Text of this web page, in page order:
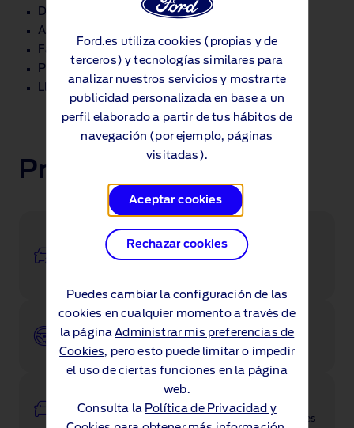
Ford.es utiliza cookies (propias y de
terceros) y tecnologías similares para
analizar nuestros servicios y mostrarte
publicidad personalizada en base a un
perfil elaborado a partir de tus hábitos de
navegación (por ejemplo, páginas
visitadas).
Aceptar cookies
Rechazar cookies
Puedes cambiar la configuración de las
cookies en cualquier momento a través de
la páginaAdministrar mis preferencias de
Cookies, pero esto puede limitar o impedir
el uso de ciertas funciones en la página
web.
Consulta la Política de Privacidad y
Doble puerta de carga lateral eléctrica
Asistencia para el cierre del vehículo
Faros LED matriciales
Pilotos traseros LED
Llantas de aleación Titanium X de 19"
Próximos pasos
Configurador
Configura el coche de tus sueños con nuestra
Prueba el coche que mejor se adapte a ti
Visita nuestro stock para ver los modelos disponibles